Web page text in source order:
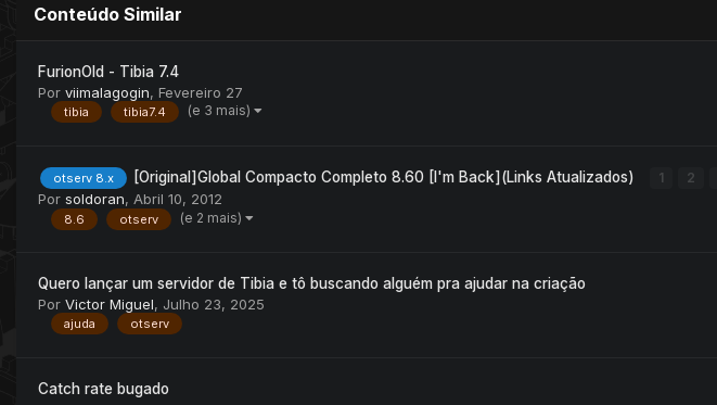
Conteúdo Similar
FurionOld - Tibia 7.4
Por viimalagogin, Fevereiro 27
tibia tibia7.4 (e 3 mais)
otserv 8.x [Original]Global Compacto Completo 8.60 [I'm Back](Links Atualizados) 1 2
Por soldoran, Abril 10, 2012
8.6 otserv (e 2 mais)
Quero lançar um servidor de Tibia e tô buscando alguém pra ajudar na criação
Por Victor Miguel, Julho 23, 2025
ajuda otserv
Catch rate bugado